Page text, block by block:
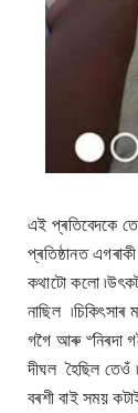
এই প্ৰতিবেদকে
প্ৰতিষ্ঠানত
কথাটো কলো
নাছিল
গগৈ আৰু ৺নিৰদা
দীঘল হৈছিল তেওঁ
বৰশী বাই সময়